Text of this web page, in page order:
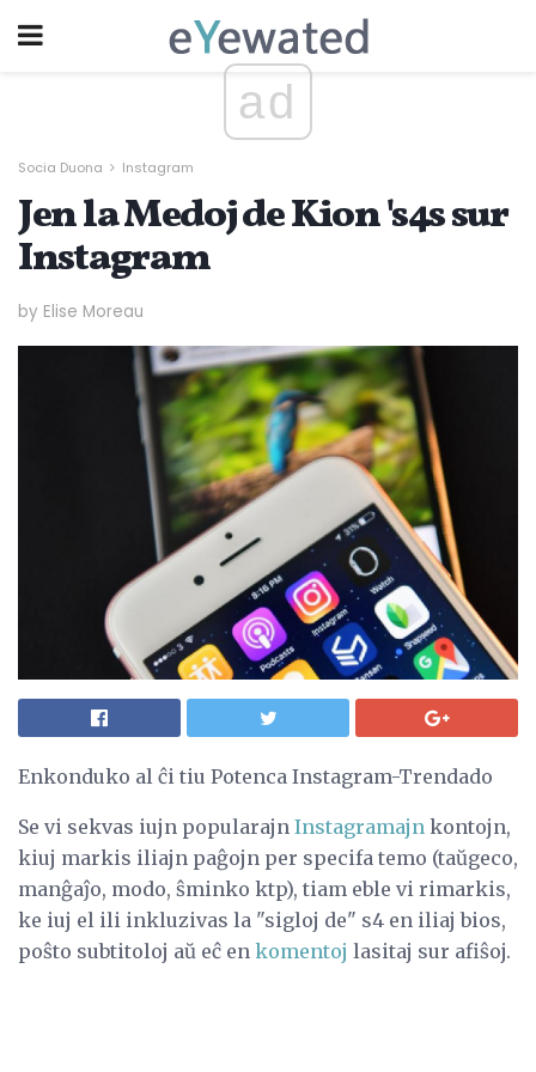
ad
Socia Duona Instagram
Jen la Medoj de Kion 's4s sur
Instagram
by Elise Moreau
Enkonduko al ĉi tiu Potenca Instagram-Trendado
Se vi sekvas iujn popularajn Instagramajn kontojn,
kiuj markis iliajn paĝojn per specifa temo (taŭgeco,
manĝaĵo, modo, ŝminko ktp), tiam eble vi rimarkis,
ke iuj el ili inkluzivas la "sigloj de" s4 en iliaj bios,
poŝto subtitoloj aŭ eĉ en komentoj lasitaj sur afiŝoj.